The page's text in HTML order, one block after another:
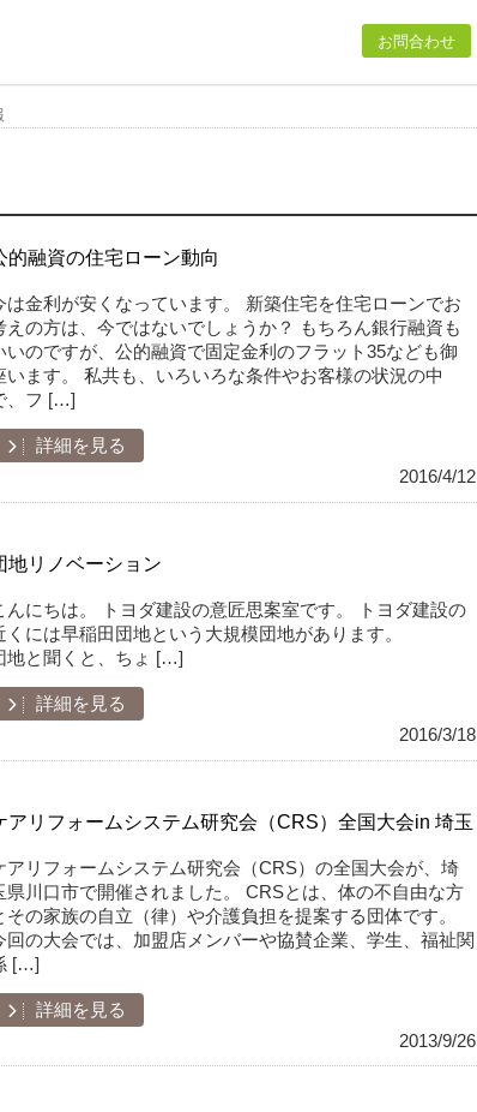
お問合わせ
的融資の住宅ローン動向
は金利が安くなっています。 新築住宅を住宅ローンでお
えの方は、今ではないでしょうか？ もちろん銀行融資も
いのですが、公的融資で固定金利のフラット35なども御
います。 私共も、いろいろな条件やお客様の状況の中
、フ […]
詳細を見る
2016/4/12
地リノベーション
んにちは。 トヨダ建設の意匠思案室です。 トヨダ建設の
くには早稲田団地という大規模団地があります。
地と聞くと、ちょ […]
詳細を見る
2016/3/18
アリフォームシステム研究会（CRS）全国大会in 埼玉
アリフォームシステム研究会（CRS）の全国大会が、埼
県川口市で開催されました。 CRSとは、体の不自由な方
その家族の自立（律）や介護負担を提案する団体です。
回の大会では、加盟店メンバーや協賛企業、学生、福祉関
[…]
詳細を見る
2013/9/26